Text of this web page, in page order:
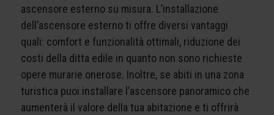
ascensore esterno su misura. L’installazione
dell’ascensore esterno ti offre diversi vantaggi
quali: comfort e funzionalità ottimali, riduzione dei
costi della ditta edile in quanto non sono richieste
opere murarie onerose. Inoltre, se abiti in una zona
turistica puoi installare l’ascensore panoramico che
aumenterà il valore della tua abitazione e ti offrirà